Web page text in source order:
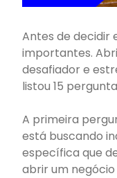
Antes de decidir
importantes.
desafiador e
listou 15
A primeira
está buscando
específica que
abrir um